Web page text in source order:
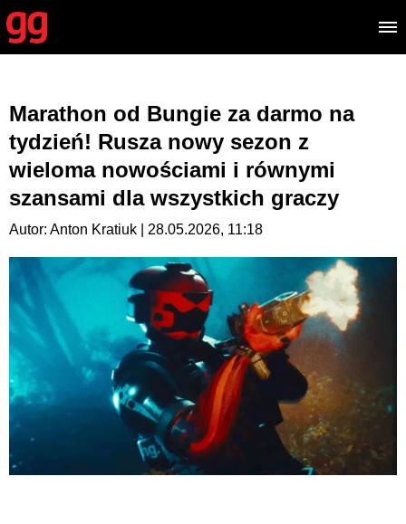
Marathon od Bungie za darmo na
tydzień! Rusza nowy sezon z
wieloma nowościami i równymi
szansami dla wszystkich graczy
Autor: Anton Kratiuk | 28.05.2026, 11:18